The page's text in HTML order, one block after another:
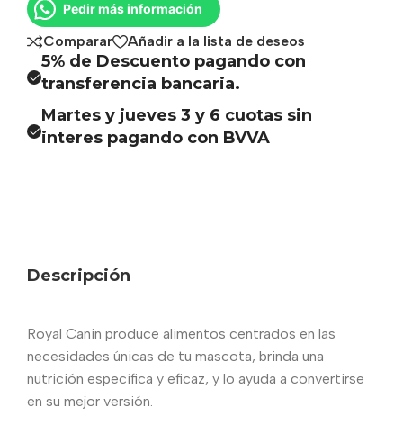
Pedir más información
Comparar Añadir a la lista de deseos
5% de Descuento pagando con
transferencia bancaria.
Martes y jueves 3 y 6 cuotas sin
interes pagando con BVVA
Descripción
Royal Canin produce alimentos centrados en las
necesidades únicas de tu mascota, brinda una
nutrición específica y eficaz, y lo ayuda a convertirse
en su mejor versión.